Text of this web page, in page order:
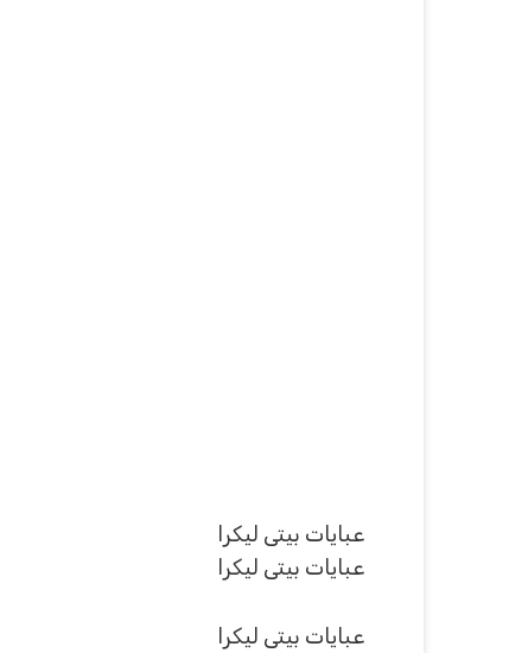
عبايات بيتى ليكرا
عبايات بيتى ليكرا
عبايات بيتى ليكرا